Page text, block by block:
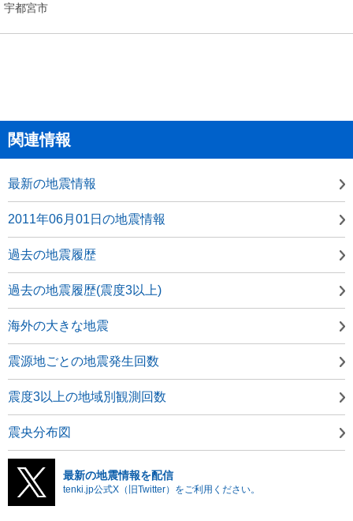
宇都宮市
関連情報
最新の地震情報
2011年06月01日の地震情報
過去の地震履歴
過去の地震履歴(震度3以上)
海外の大きな地震
震源地ごとの地震発生回数
震度3以上の地域別観測回数
震央分布図
最新の地震情報を配信
tenki.jp公式X（旧Twitter）をご利用ください。